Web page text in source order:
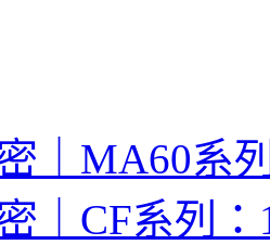
｜MA60系
｜CF系列：